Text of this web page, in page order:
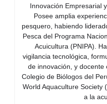
Innovación Empresarial
Posee amplia
pesquero, habiendo
Pesca del Programa
Acuicultura (PNIPA).
vigilancia tecnológica,
de innovación, y docente
Colegio de Biólogos del
World Aquaculture Society
a la